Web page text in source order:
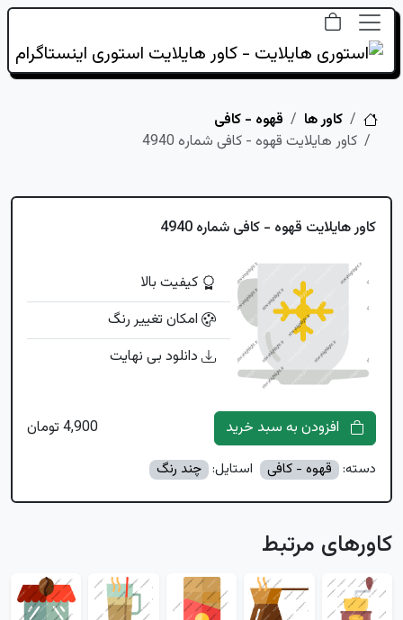
خانهکاور ها
قهوه - کافی
کاور هایلایت قهوه - کافی شماره 4940
کاور هایلایت قهوه - کافی شماره 4940
کیفیت بالا
امکان تغییر رنگ
دانلود بی نهایت
4,900 تومان
دسته: قهوه - کافی استایل: چند رنگ
کاورهای مرتبط